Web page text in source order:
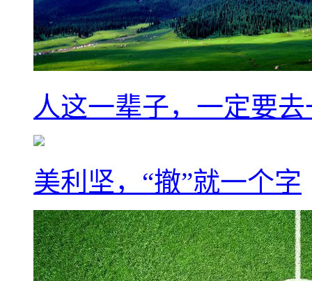
人这一辈子，一定要
美利坚，“撤”就一个字